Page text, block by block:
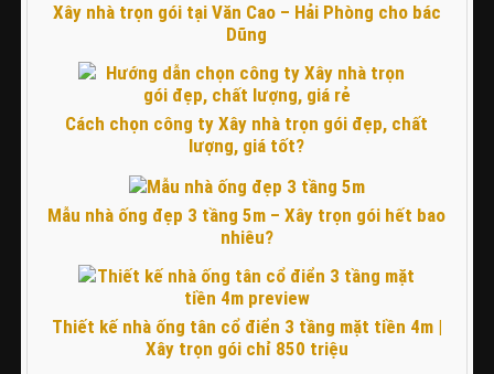
Xây nhà trọn gói tại Văn Cao – Hải Phòng cho bác
Dũng
Cách chọn công ty Xây nhà trọn gói đẹp, chất
lượng, giá tốt?
Mẫu nhà ống đẹp 3 tầng 5m – Xây trọn gói hết bao
nhiêu?
Thiết kế nhà ống tân cổ điển 3 tầng mặt tiền 4m |
Xây trọn gói chỉ 850 triệu